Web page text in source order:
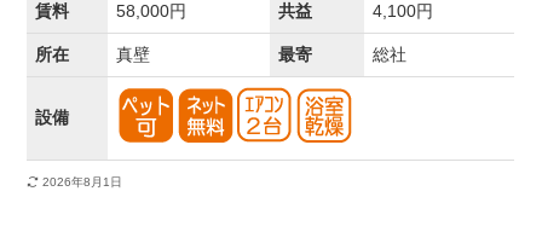
賃料 58,000円 共益 4,100円
所在 真壁 最寄 総社
設備
2026年8月1日